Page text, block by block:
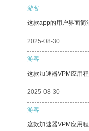
游客
这款app的用户界面简
2025-08-30
游客
这款加速器VPM应用
2025-08-30
游客
这款加速器VPM应用